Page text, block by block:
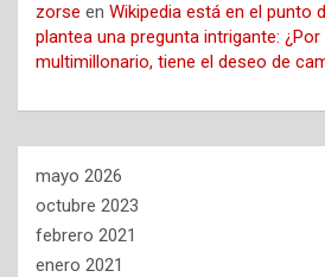
zorse en Wikipedia está en el punto
plantea una pregunta intrigante: ¿Por
multimillonario, tiene el deseo de
mayo 2026
octubre 2023
febrero 2021
enero 2021